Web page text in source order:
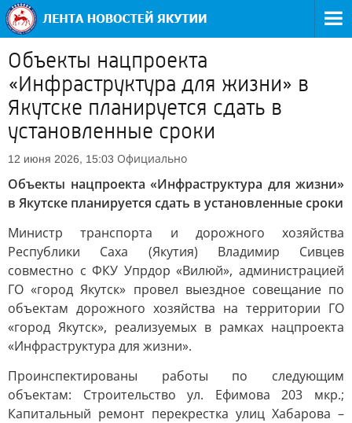
Объекты нацпроекта
«Инфраструктура для жизни» в
Якутске планируется сдать в
установленные сроки
12 июня 2026, 15:03 Официально
Объекты нацпроекта «Инфраструктура для жизни»
в Якутске планируется сдать в установленные сроки
Министр транспорта и дорожного хозяйства
Республики Саха (Якутия) Владимир Сивцев
совместно с ФКУ Упрдор «Вилюй», администрацией
ГО «город Якутск» провел выездное совещание по
объектам дорожного хозяйства на территории ГО
«город Якутск», реализуемых в рамках нацпроекта
«Инфраструктура для жизни».
Проинспектированы работы по следующим
объектам: Строительство ул. Ефимова 203 мкр.;
Капитальный ремонт перекрестка улиц Хабарова –